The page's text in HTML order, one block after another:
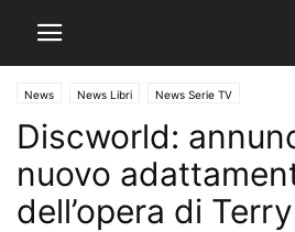
News News Libri News Serie TV
Discworld:
nuovo
dell’opera di